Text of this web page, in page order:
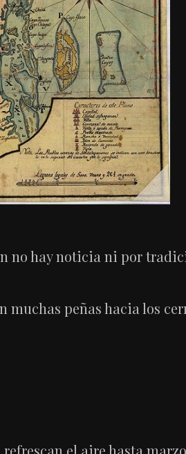
no hay noticia ni por
peñas hacia los
el aire hasta